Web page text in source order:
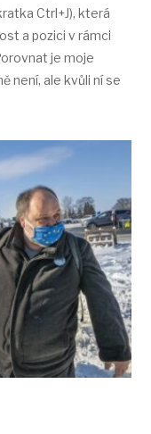
Ctrl+J), která
a pozici v rámci
je moje
není, ale kvůli ní se